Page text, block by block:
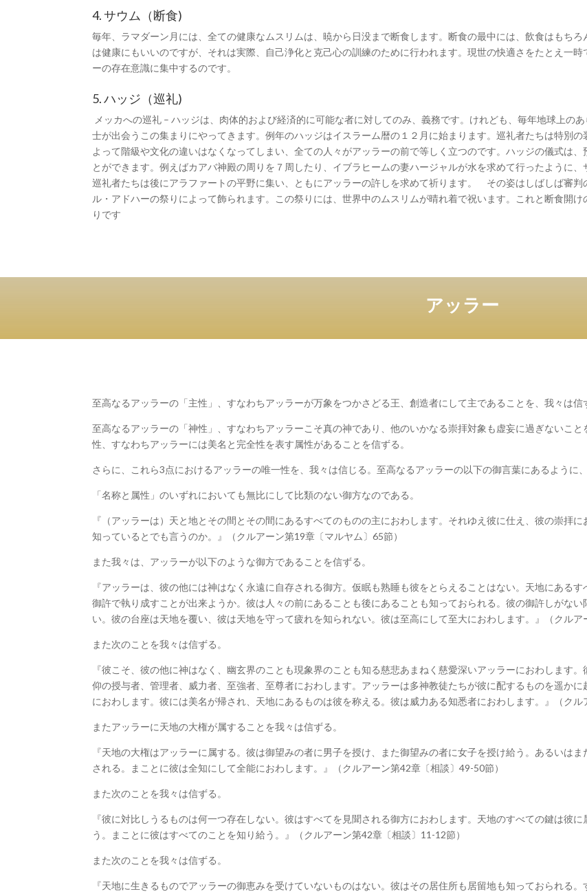
4. サウム（断食)
毎年、ラマダーン月には、全ての健康なムスリムは、暁から日没まで断食します。断食の最中には、飲食はもち
は健康にもいいのですが、それは実際、自己浄化と克己心の訓練のために行われます。現世の快適さをたとえ一
ーの存在意識に集中するのです。
5. ハッジ（巡礼)
メッカへの巡礼 – ハッジは、肉体的および経済的に可能な者に対してのみ、義務です。けれども、毎年地球上の
士が出会うこの集まりにやってきます。例年のハッジはイスラーム暦の１２月に始まります。巡礼者たちは特別
よって階級や文化の違いはなくなってしまい、全ての人々がアッラーの前で等しく立つのです。ハッジの儀式は
とができます。例えばカアバ神殿の周りを７周したり、イブラヒームの妻ハージャルが水を求めて行ったように
巡礼者たちは後にアラファートの平野に集い、ともにアッラーの許しを求めて祈ります。 その姿はしばしば審
ル・アドハーの祭りによって飾られます。この祭りには、世界中のムスリムが晴れ着で祝います。これと断食開
りです
アッラー
至高なるアッラーの「主性」、すなわちアッラーが万象をつかさどる王、創造者にして主であることを、我々は信
至高なるアッラーの「神性」、すなわちアッラーこそ真の神であり、他のいかなる崇拝対象も虚妄に過ぎないこ
性、すなわちアッラーには美名と完全性を表す属性があることを信ずる。
さらに、これら3点におけるアッラーの唯一性を、我々は信じる。至高なるアッラーの以下の御言葉にあるように
「名称と属性」のいずれにおいても無比にして比類のない御方なのである。
『（アッラーは）天と地とその間とその間にあるすべてのものの主におわします。それゆえ彼に仕え、彼の崇拝
知っているとでも言うのか。』（クルアーン第19章〔マルヤム〕65節）
また我々は、アッラーが以下のような御方であることを信ずる。
『アッラーは、彼の他には神はなく永遠に自存される御方。仮眠も熟睡も彼をとらえることはない。天地にある
御許で執り成すことが出来ようか。彼は人々の前にあることも後にあることも知っておられる。彼の御許しがな
い。彼の台座は天地を覆い、彼は天地を守って疲れを知られない。彼は至高にして至大におわします。』（クルア
また次のことを我々は信ずる。
『彼こそ、彼の他に神はなく、幽玄界のことも現象界のことも知る慈悲あまねく慈愛深いアッラーにおわします
仰の授与者、管理者、威力者、至強者、至尊者におわします。アッラーは多神教徒たちが彼に配するものを遥か
におわします。彼には美名が帰され、天地にあるものは彼を称える。彼は威力ある知悉者におわします。』（クル
またアッラーに天地の大権が属することを我々は信ずる。
『天地の大権はアッラーに属する。彼は御望みの者に男子を授け、また御望みの者に女子を授け給う。あるいは
される。まことに彼は全知にして全能におわします。』（クルアーン第42章〔相談〕49-50節）
また次のことを我々は信ずる。
『彼に対比しうるものは何一つ存在しない。彼はすべてを見聞される御方におわします。天地のすべての鍵は彼
う。まことに彼はすべてのことを知り給う。』（クルアーン第42章〔相談〕11-12節）
また次のことを我々は信ずる。
『天地に生きるものでアッラーの御恵みを受けていないものはない。彼はその居住所も居留地も知っておられる